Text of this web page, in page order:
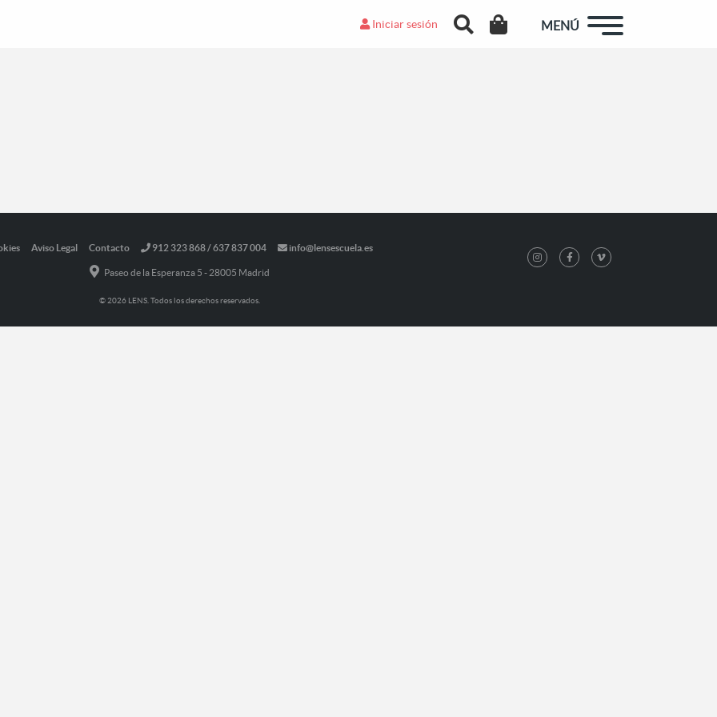
Iniciar sesión MENÚ
Aviso Legal Contacto 912 323 868 / 637 837 004 info@lensescuela.es
Paseo de la Esperanza 5 - 28005 Madrid
© 2026 LENS. Todos los derechos reservados.